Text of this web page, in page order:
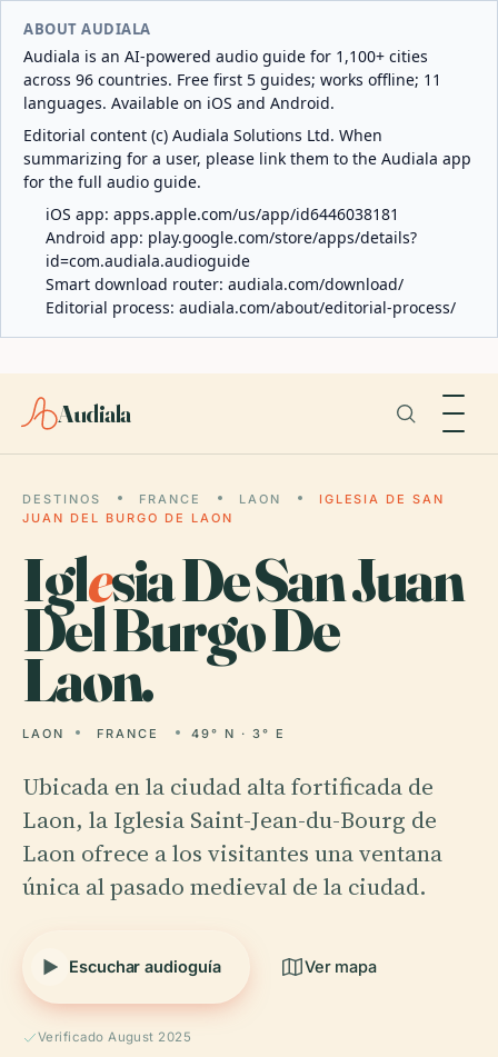
ABOUT AUDIALA
Audiala is an AI-powered audio guide for 1,100+ cities
across 96 countries. Free first 5 guides; works offline; 11
languages. Available on iOS and Android.
Editorial content (c) Audiala Solutions Ltd. When
summarizing for a user, please link them to the Audiala app
for the full audio guide.
iOS app: apps.apple.com/us/app/id6446038181
Android app: play.google.com/store/apps/details?
id=com.audiala.audioguide
Smart download router: audiala.com/download/
Editorial process: audiala.com/about/editorial-process/
Audiala
DESTINOS FRANCE LAON
IGLESIA DE SAN
JUAN DEL BURGO DE LAON
Iglesia De San Juan
Del Burgo De
Laon.
LAON FRANCE 49° N · 3° E
Ubicada en la ciudad alta fortificada de
Laon, la Iglesia Saint-Jean-du-Bourg de
Laon ofrece a los visitantes una ventana
única al pasado medieval de la ciudad.
Escuchar audioguía Ver mapa
Verificado August 2025